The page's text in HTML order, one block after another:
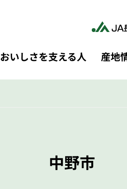
おいしさを支える人 産地
中野市